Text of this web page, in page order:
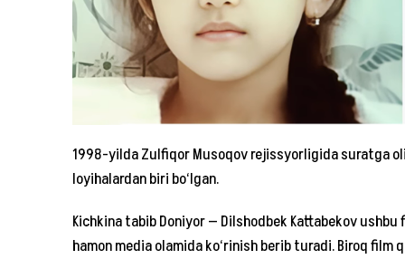
1998-yilda Zulfiqor Musoqov rejissyorligida suratga
loyihalardan biri bo‘lgan.
Kichkina tabib Doniyor — Dilshodbek Kattabekov
hamon media olamida ko‘rinish berib turadi. Biroq film